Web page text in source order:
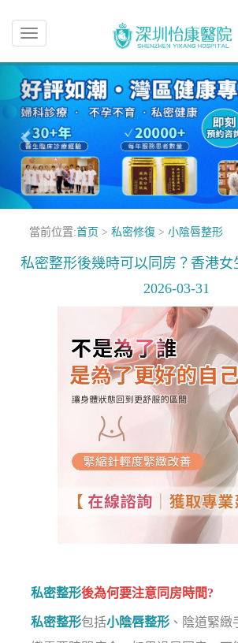
Toggle
navigation
當前位置:首页 > 私密修復 > 小陰唇整形
私密整形後幾時可以同房？香港女
2026-03-31
私密整形後為何要注意同房時間?
私密整形包括小陰唇整形 、陰道緊緻